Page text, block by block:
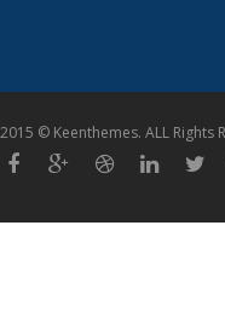
2015 © Keenthemes. ALL Rights